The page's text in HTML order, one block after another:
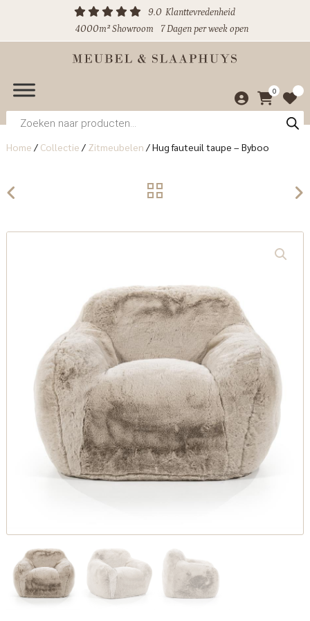
9.0 Klanttevredenheid
4000m² Showroom
7 Dagen per week open
0
Producten
zoeken
Home / Collectie / Zitmeubelen /Hug fauteuil taupe – Byboo